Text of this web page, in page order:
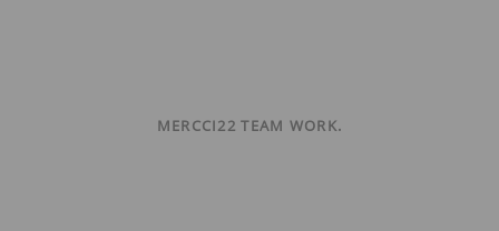
MERCCI22 TEAM WORK.